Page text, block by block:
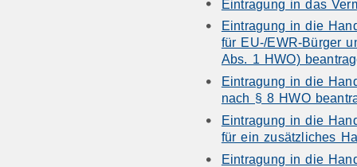
Eintragung in das
Eintragung in die
für EU-/EWR-Bürger
Abs. 1 HWO)
Eintragung in die
nach § 8 HWO
Eintragung in die
für ein zusätzliches
Eintragung in die